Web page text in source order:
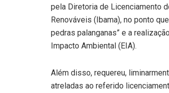
pela Diretoria de Licenciamento
Renováveis (Ibama), no ponto
pedras palanganas” e a
Impacto Ambiental (EIA).
Além disso, requereu,
atreladas ao referido